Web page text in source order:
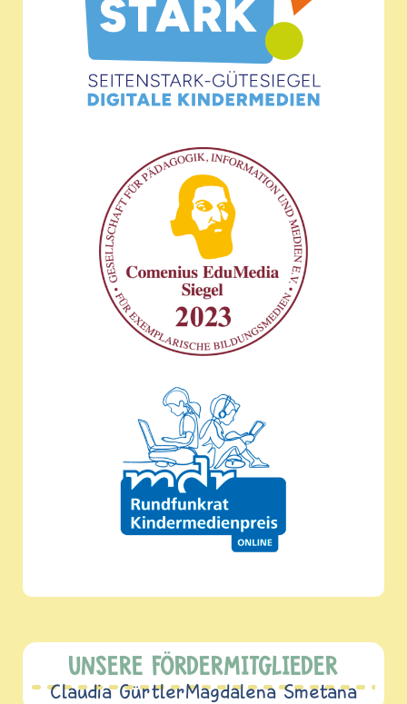
UNSERE FÖRDERMITGLIEDER
Claudia GürtlerMagdalena Smetana